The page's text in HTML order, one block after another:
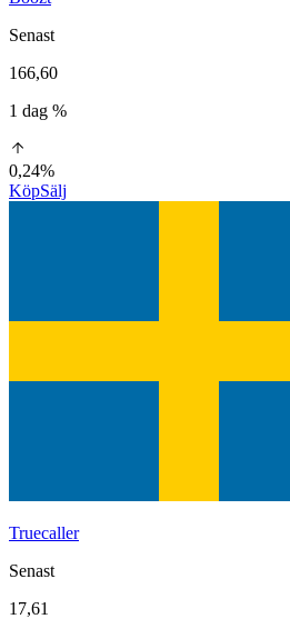
Senast
166,60
1 dag %
0,24%
KöpSälj
Truecaller
Senast
17,61